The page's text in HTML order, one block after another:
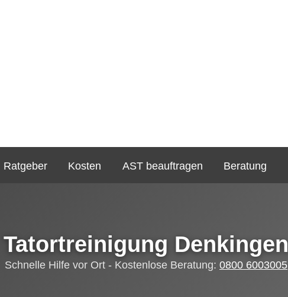
Ratgeber Kosten AST beauftragen Beratung
Tatortreinigung Denkingen
Schnelle Hilfe vor Ort - Kostenlose Beratung: 0800 6003005